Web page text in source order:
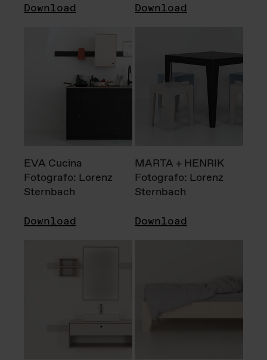
Download Download
EVA Cucina
Fotografo: Lorenz
Sternbach
Download
MARTA + HENRIK
Fotografo: Lorenz
Sternbach
Download